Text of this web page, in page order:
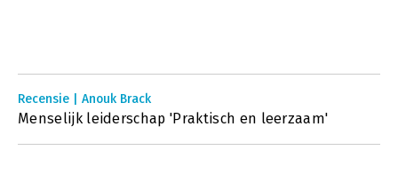
Recensie | Anouk Brack
Menselijk leiderschap 'Praktisch en leerzaam'